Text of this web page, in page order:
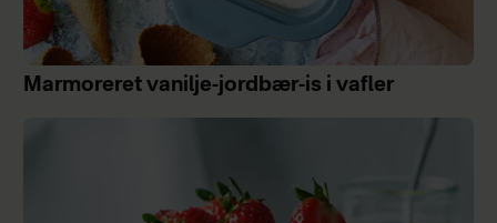
Marmoreret vanilje-jordbær-is i vafler